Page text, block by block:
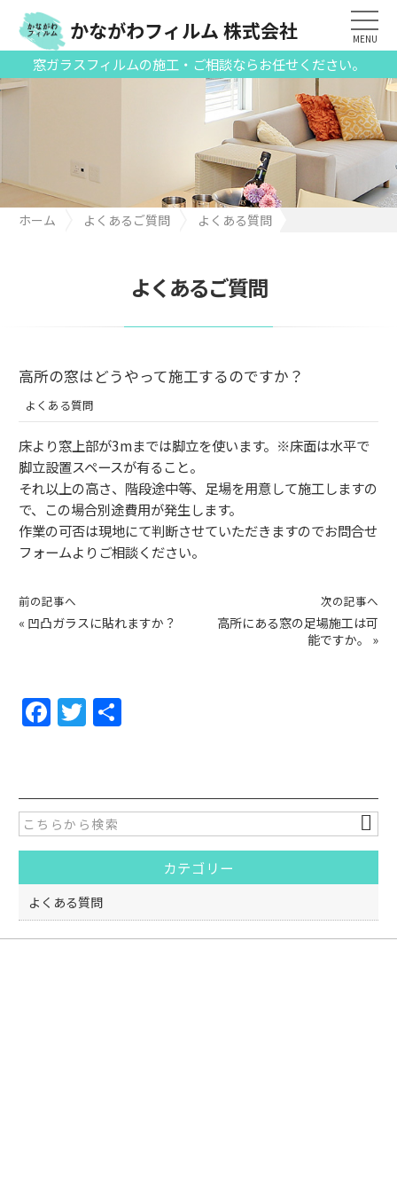
窓ガラスフィルムの施工・ご相談ならお任せください。
かながわフィルム 株式会社 MENU
ホーム よくあるご質問
よくある質問
よくあるご質問
高所の窓はどうやって施工するのですか？
よくある質問
床より窓上部が3mまでは脚立を使います。※床面は水平で
脚立設置スペースが有ること。
それ以上の高さ、階段途中等、足場を用意して施工しますの
で、この場合別途費用が発生します。
作業の可否は現地にて判断させていただきますのでお問合せ
フォームよりご相談ください。
前の記事へ
« 凹凸ガラスに貼れますか？
次の記事へ
高所にある窓の足場施工は可
能ですか。
»
F
a
e
b
o
o
k
T
w
er
カテゴリー
よくある質問